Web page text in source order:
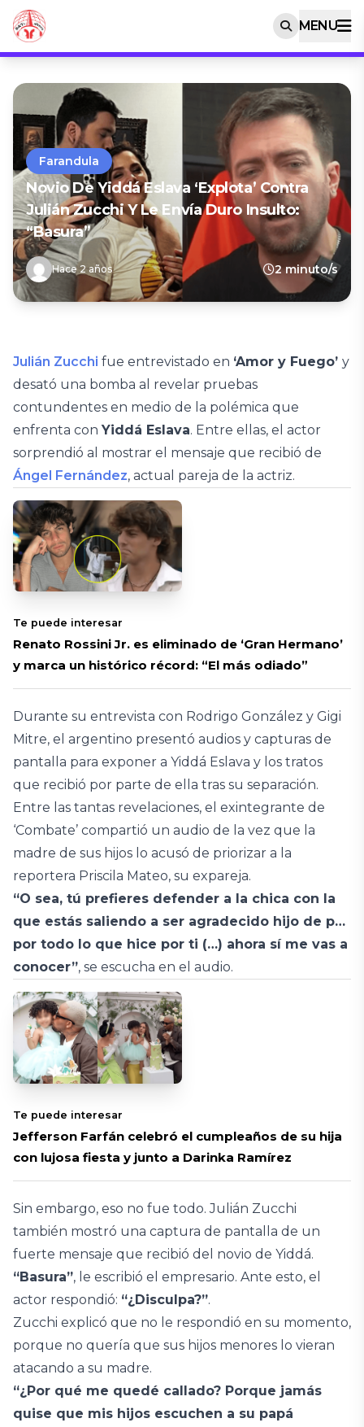
MENU
Farandula
Novio De Yiddá Eslava ‘explota’ Contra
Julián Zucchi Y Le Envía Duro Insulto:
“Basura”
Hace 2 años 2 minuto/s
Julián Zucchi fue entrevistado en ‘Amor y Fuego’ y
desató una bomba al revelar pruebas
contundentes en medio de la polémica que
enfrenta con Yiddá Eslava. Entre ellas, el actor
sorprendió al mostrar el mensaje que recibió de
Ángel Fernández, actual pareja de la actriz.
Te puede interesar
Renato Rossini Jr. es eliminado de ‘Gran Hermano’
y marca un histórico récord: “El más odiado”
Durante su entrevista con Rodrigo González y Gigi
Mitre, el argentino presentó audios y capturas de
pantalla para exponer a Yiddá Eslava y los tratos
que recibió por parte de ella tras su separación.
Entre las tantas revelaciones, el exintegrante de
‘Combate’ compartió un audio de la vez que la
madre de sus hijos lo acusó de priorizar a la
reportera Priscila Mateo, su expareja.
“O sea, tú prefieres defender a la chica con la
que estás saliendo a ser agradecido hijo de p…
por todo lo que hice por ti (…) ahora sí me vas a
conocer”, se escucha en el audio.
Te puede interesar
Jefferson Farfán celebró el cumpleaños de su hija
con lujosa fiesta y junto a Darinka Ramírez
Sin embargo, eso no fue todo. Julián Zucchi
también mostró una captura de pantalla de un
fuerte mensaje que recibió del novio de Yiddá.
“Basura”, le escribió el empresario. Ante esto, el
actor respondió: “¿Disculpa?”.
Zucchi explicó que no le respondió en su momento,
porque no quería que sus hijos menores lo vieran
atacando a su madre.
“¿Por qué me quedé callado? Porque jamás
quise que mis hijos escuchen a su papá